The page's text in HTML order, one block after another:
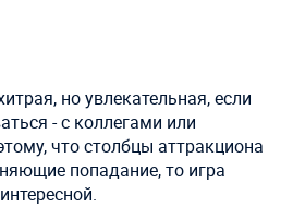
но увлекательная, если
- с коллегами или
что столбцы аттракциона
попадание, то игра